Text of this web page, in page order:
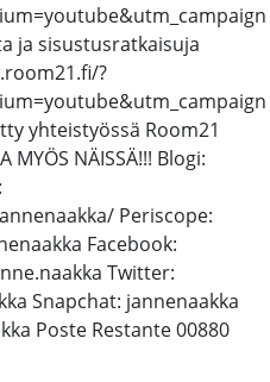
ja sisustusratkaisuja
?
yhteistyössä Room21
MYÖS NÄISSÄ!!! Blogi:
Periscope:
Facebook:
Twitter:
Snapchat: jannenaakka
Poste Restante 00880